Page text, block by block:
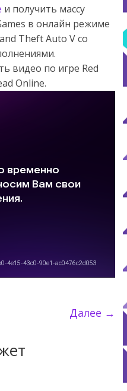
и получить массу
в онлайн режиме
Theft Auto V со
видео по игре Red
Online.
Далее →